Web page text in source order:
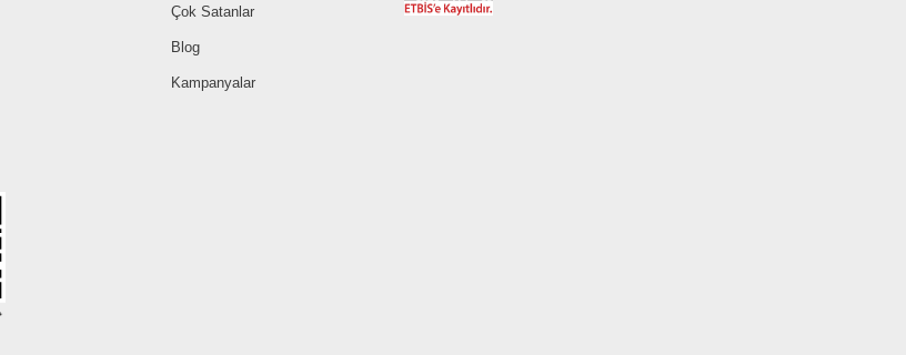
Çok Satanlar
Blog
Kampanyalar